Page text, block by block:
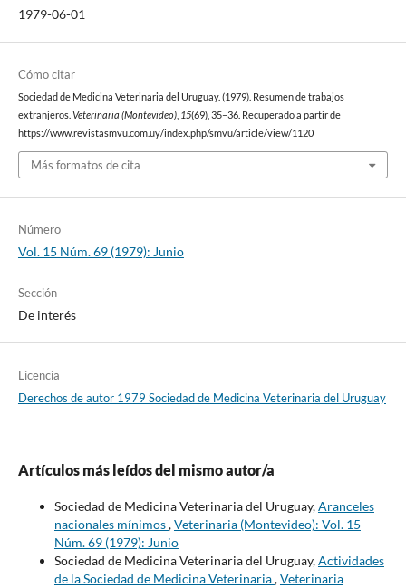
1979-06-01
Cómo citar
Sociedad de Medicina Veterinaria del Uruguay. (1979). Resumen de trabajos
extranjeros. Veterinaria (Montevideo), 15(69), 35–36. Recuperado a partir de
https://www.revistasmvu.com.uy/index.php/smvu/article/view/1120
Más formatos de cita
Número
Vol. 15 Núm. 69 (1979): Junio
Sección
De interés
Licencia
Derechos de autor 1979 Sociedad de Medicina Veterinaria del Uruguay
Artículos más leídos del mismo autor/a
Sociedad de Medicina Veterinaria del Uruguay,Aranceles
nacionales mínimos,Veterinaria (Montevideo): Vol. 15
Núm. 69 (1979): Junio
Sociedad de Medicina Veterinaria del Uruguay,Actividades
de la Sociedad de Medicina Veterinaria,Veterinaria